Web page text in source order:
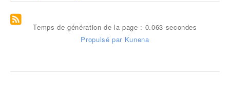
Temps de génération de la page : 0.063 secondes
Propulsé par Kunena